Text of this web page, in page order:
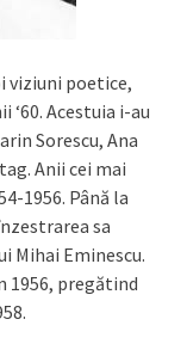
viziuni poetice,
Acestuia i-au
Sorescu, Ana
Anii cei mai
1956. Până la
sa
Mihai Eminescu.
1956, pregătind